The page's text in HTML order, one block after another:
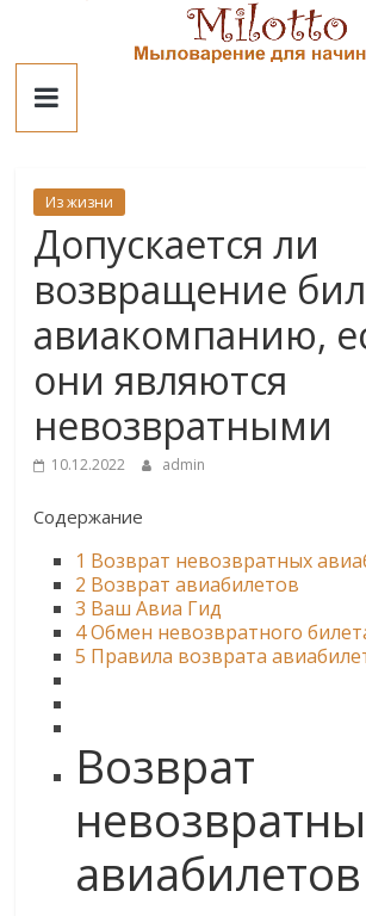
contentМилотто
Из жизни
Допускается ли
возвращение
авиакомпанию,
они являются
невозвратными
10.12.2022 admin
Содержание
1 Возврат невозвратных
2 Возврат авиабилетов
3 Ваш Авиа Гид
4Обмен невозвратного
5 Правила возврата
Возврат
авиабилетов